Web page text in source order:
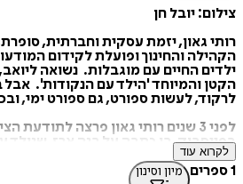
צילום: יובל חן
רותי גאון, יזמת עסקית וחברתית,
הקהילה והחינוך ופועלת לקידום
ילדים החיים עם מוגבלות. נשואה
הקטן והמיוחד 'הילד עם הנקודות'.
לרקוד, לעשות ספורט, גם ספורט ימי,
לפני 3 שנים רותי גאון פרצה
בפייסבוק, בו כתבה על בנה ארז, שנולד
"ג'ייאנט נבוס". הפוסט הפך ויראלי,
העולם עיטרו את פניהם בטוש כאות
לקרוא עוד
1 ספרים מיון וסינון